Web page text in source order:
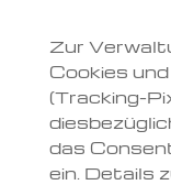
Zur
Cookies
(Tracking-
das
ein. Details